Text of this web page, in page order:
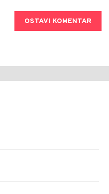
OSTAVI KOMENTAR